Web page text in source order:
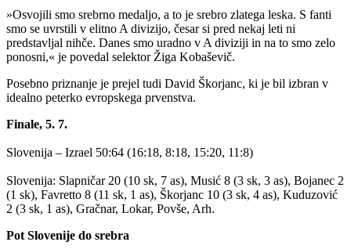
»Osvojili smo srebrno medaljo, a to je srebro zlatega leska. S fanti
smo se uvrstili v elitno A divizijo, česar si pred nekaj leti ni
predstavljal nihče. Danes smo uradno v A diviziji in na to smo zelo
ponosni,« je povedal selektor Žiga Kobaševič.
Posebno priznanje je prejel tudi David Škorjanc, ki je bil izbran v
idealno peterko evropskega prvenstva.
Finale, 5. 7.
Slovenija – Izrael 50:64 (16:18, 8:18, 15:20, 11:8)
Slovenija: Slapničar 20 (10 sk, 7 as), Musić 8 (3 sk, 3 as), Bojanec 2
(1 sk), Favretto 8 (11 sk, 1 as), Škorjanc 10 (3 sk, 4 as), Kuduzović
2 (3 sk, 1 as), Gračnar, Lokar, Povše, Arh.
Pot Slovenije do srebra